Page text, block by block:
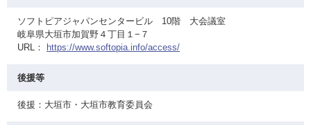
ソフトピアジャパンセンタービル 10階 大会議室
岐阜県大垣市加賀野４丁目１−７
URL：
https://www.softopia.info/access/
後援等
後援：大垣市・大垣市教育委員会